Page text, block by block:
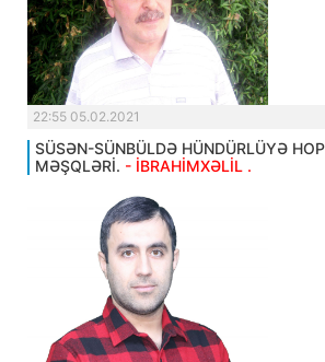
22:55 05.02.2021
SÜSƏN-SÜNBÜLDƏ HÜNDÜRLÜYƏ
MƏŞQLƏRİ. - İBRAHİMXƏLİL .